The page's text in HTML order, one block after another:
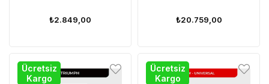
Porta Uyumlu (16 pin cihazı 10
₺2.849,00
Rally, Pikes Peak)
₺20.759,00
Ücretsiz
Kargo
Ücretsiz
Kargo